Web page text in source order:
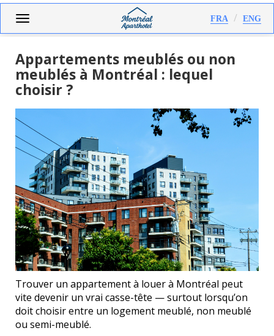
contenu
Toggle
navigation
FRA ENG
Appartements meublés ou non
meublés à Montréal : lequel
choisir ?
Trouver un appartement à louer à Montréal peut
vite devenir un vrai casse-tête — surtout lorsqu’on
doit choisir entre un logement meublé, non meublé
ou semi-meublé.